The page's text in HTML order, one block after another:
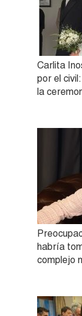
Carlita
por el
la
habría
complejo